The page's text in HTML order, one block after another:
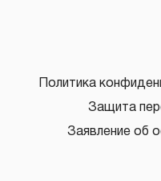
Политика
Защита
Заявление об